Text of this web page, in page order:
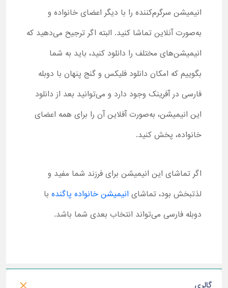
انیمیشن سرگرم‌کننده را با دیگر اعضای خانواده و
به‌صورت آنلاین تماشا کنید. البته اگر ترجیح می‌دهید که
انیمیشن‌های مختلف را دانلود کنید، باید به شما
بگوییم که امکان دانلود فلیکس و گنج پنهان با دوبله
فارسی در آفرینک وجود دارد و می‌توانید بعد از دانلود
این انیمیشن، به‌صورت آفلاین آن را برای همه اعضای
خانواده، پخش کنید.
اگر تماشای این انیمیشن برای فرزند شما مفید و
لذتبخش بود، تماشای انیمیشن خانواده پاگنده با
دوبله فارسی می‌تواند انتخاب بعدی شما باشد.
گالری